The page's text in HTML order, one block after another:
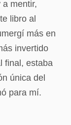
mentir,
libro al
más en
invertido
final, estaba
única del
para mí.